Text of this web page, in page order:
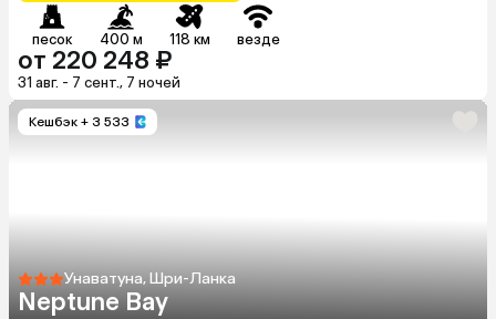
песок 400 м 118 км везде
от 220 248 ₽
31 авг. - 7 сент., 7 ночей
Кешбэк + 3 533
Унаватуна, Шри-Ланка
Neptune Bay